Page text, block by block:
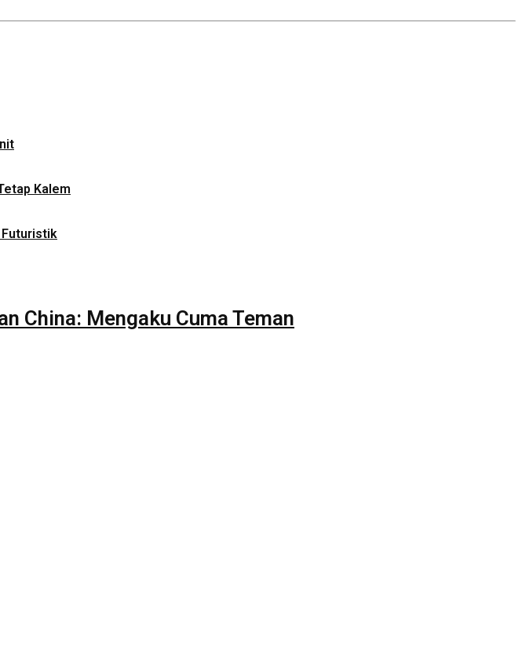
Kalem
Futuristik
China: Mengaku Cuma Teman